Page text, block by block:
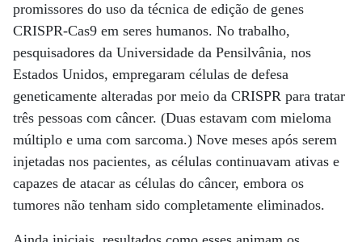
promissores do uso da técnica de edição de genes
CRISPR-Cas9 em seres humanos. No trabalho,
pesquisadores da Universidade da Pensilvânia, nos
Estados Unidos, empregaram células de defesa
geneticamente alteradas por meio da CRISPR para tratar
três pessoas com câncer. (Duas estavam com mieloma
múltiplo e uma com sarcoma.) Nove meses após serem
injetadas nos pacientes, as células continuavam ativas e
capazes de atacar as células do câncer, embora os
tumores não tenham sido completamente eliminados.